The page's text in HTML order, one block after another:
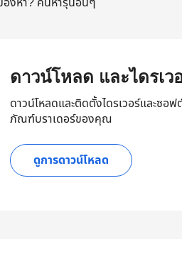
ดาวน์โหลด และไดรเว
ดาวน์โหลดและติดตั้งไดรเวอร์และซอ
ภัณฑ์บราเดอร์ของคุณ
ดูการดาวน์โหลด